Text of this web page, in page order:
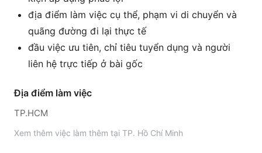
địa điểm làm việc cụ thể, phạm vi di chuyển và
quãng đường đi lại thực tế
đầu việc ưu tiên, chỉ tiêu tuyển dụng và người
liên hệ trực tiếp ở bài gốc
Địa điểm làm việc
TP.HCM
Xem thêm việc làm thêm tại TP. Hồ Chí Minh